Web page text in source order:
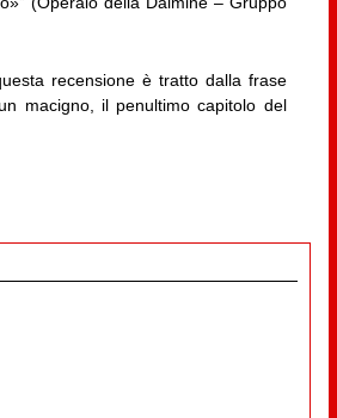
recensione è tratto dalla frase
macigno, il penultimo capitolo del